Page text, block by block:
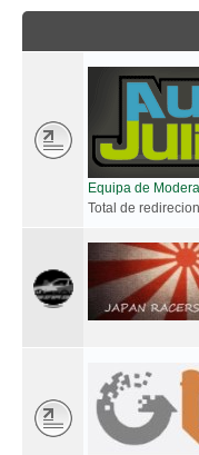
Equipa de
Total de